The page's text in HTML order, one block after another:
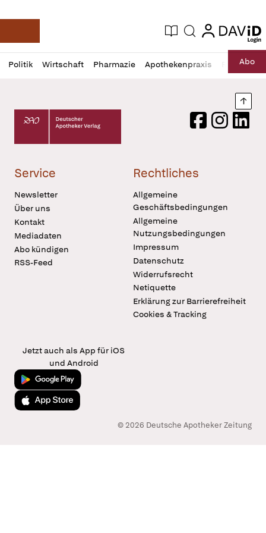
Deutsche Apotheker Zeitung
Aktuelle Ausgabe
Suche login
login
Politik Wirtschaft Pharmazie Apothekenpraxis RechtAbo
Profil
öffnen
Daz
Pur
Deutscher Apotheker Verlag Logo
FacebookInstagram
Service
Newsletter
Über uns
Kontakt
Mediadaten
Abo kündigen
RSS-Feed
Rechtliches
Allgemeine
Geschäftsbedingungen
Allgemeine
Nutzungsbedingungen
Impressum
Datenschutz
Widerrufsrecht
Netiquette
Erklärung zur Barrierefreiheit
Cookies & Tracking
Jetzt auch als App für iOS
und Android
Jetzt bei Google Play
Laden im App Store
© 2026 Deutsche Apotheker Zeitung